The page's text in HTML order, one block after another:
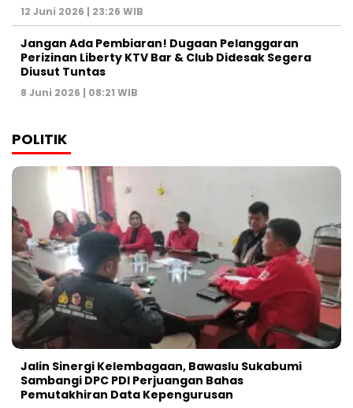
12 Juni 2026 | 23:26 WIB
Jangan Ada Pembiaran! Dugaan Pelanggaran
Perizinan Liberty KTV Bar & Club Didesak Segera
Diusut Tuntas
8 Juni 2026 | 08:21 WIB
POLITIK
Jalin Sinergi Kelembagaan, Bawaslu Sukabumi
Sambangi DPC PDI Perjuangan Bahas
Pemutakhiran Data Kepengurusan